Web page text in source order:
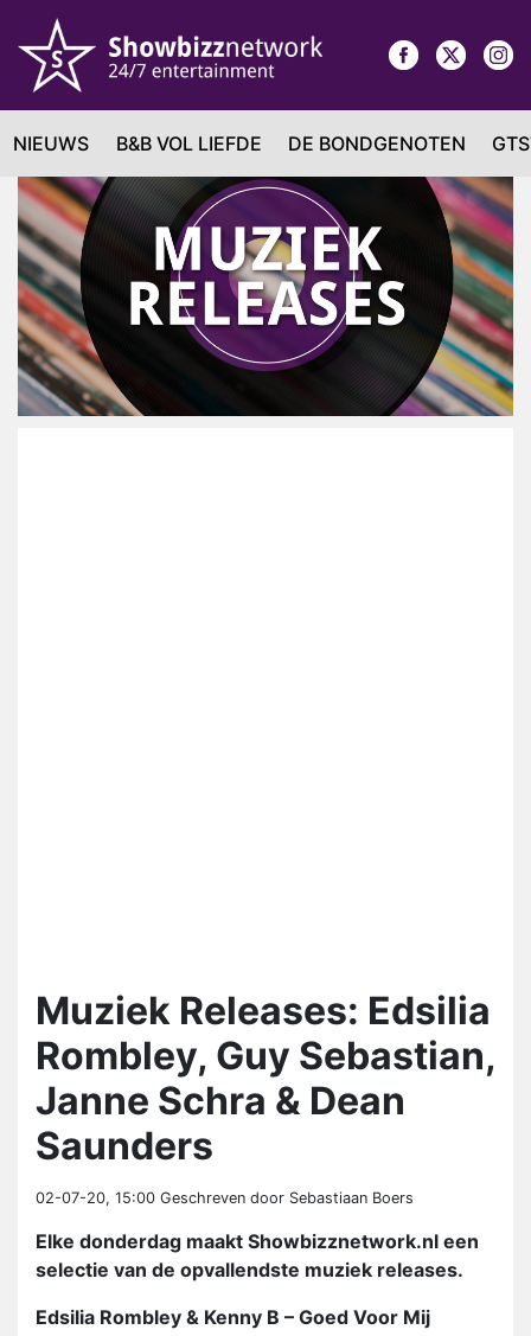
NIEUWS B&B VOL LIEFDE DE BONDGENOTEN
Muziek Releases: Edsilia
Rombley, Guy Sebastian,
Janne Schra & Dean
Saunders
02-07-20, 15:00 Geschreven door Sebastiaan Boers
Elke donderdag maakt Showbizznetwork.nl een
selectie van de opvallendste muziek releases.
Edsilia Rombley & Kenny B – Goed Voor Mij